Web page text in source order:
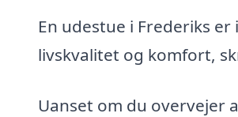
En udestue i Frederiks
livskvalitet og komfort,
Uanset om du overvejer